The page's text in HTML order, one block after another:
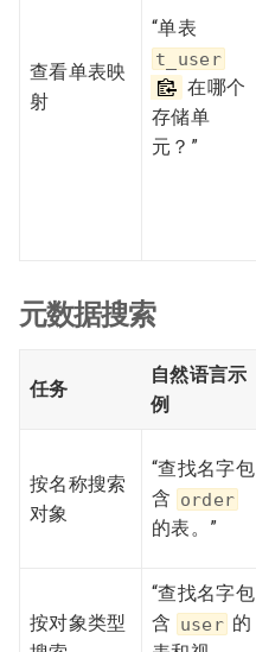
查看单表映
射
“单表
t_user
在哪个
存储单
元？”
元数据搜索
任务
自然语言示
例
按名称搜索
对象
“查找名字包
含 order
的表。”
按对象类型
“查找名字包
含 user 的